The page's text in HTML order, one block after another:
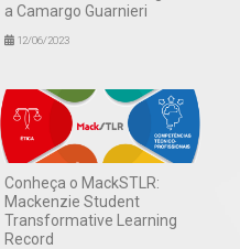
a Camargo Guarnieri
12/06/2023
Conheça o MackSTLR:
Mackenzie Student
Transformative Learning
Record